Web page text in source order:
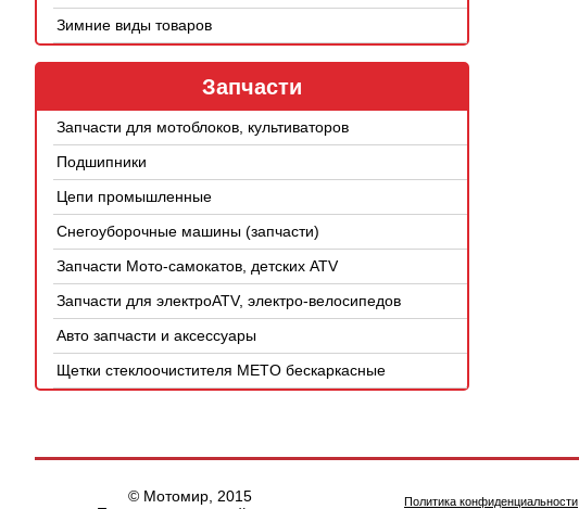
Зимние виды товаров
Запчасти
Запчасти для мотоблоков, культиваторов
Подшипники
Цепи промышленные
Снегоуборочные машины (запчасти)
Запчасти Мото-самокатов, детских ATV
Запчасти для электроATV, электро-велосипедов
Авто запчасти и аксессуары
Щетки стеклоочистителя METO бескаркасные
© Мотомир, 2015
Политика конфиденциальности